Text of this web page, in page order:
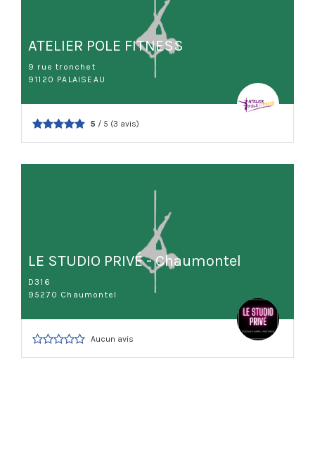
ATELIER POLE FITNESS
9 rue tronchet
91120 PALAISEAU
5 / 5 (3 avis)
LE STUDIO PRIVÉ - Chaumontel
D316
95270 Chaumontel
Aucun avis